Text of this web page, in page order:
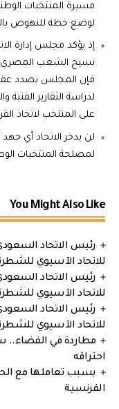
مسيرة المنتخبات
لوضع خطة للنهوض
إذ يؤكد مجلس إدارة
نسيج الشعب المصري
لدراسة التقارير الفنية
على المنتخب لاتخاذ
لن يدخر الاتحاد أي
لمصلحة المنتخبات
You Might Also Like
رئيس الاتحاد
للاتحاد الآسيوي
رئيس الاتحاد
للاتحاد الآسيوي
رئيس الاتحاد
للاتحاد الآسيوي
مطاردة في الفضاء..
احتراقه
بسبب تعاملها مع
الفرنسية